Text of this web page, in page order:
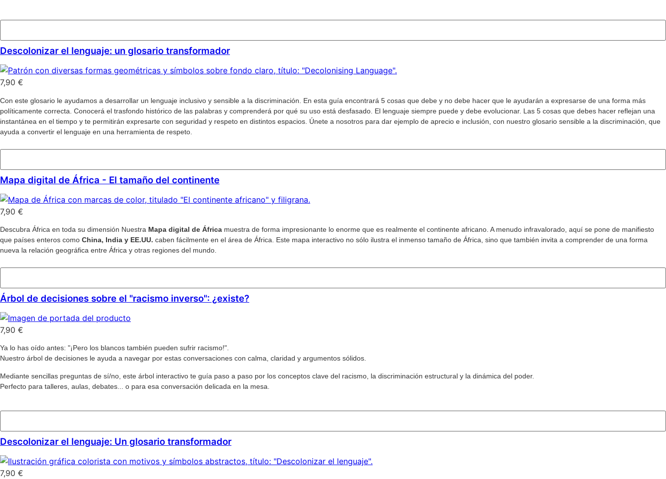
Descolonizar el lenguaje: un glosario transformador
7,90 €
Con este glosario le ayudamos a desarrollar un lenguaje inclusivo y sensible a la discriminación. En esta guía encontrará 5 cosas que debe y no debe hacer que le ayudarán a expresarse de una forma más
políticamente correcta. Conocerá el trasfondo histórico de las palabras y comprenderá por qué su uso está desfasado. El lenguaje siempre puede y debe evolucionar. Las 5 cosas que debes hacer reflejan una
instantánea en el tiempo y te permitirán expresarte con seguridad y respeto en distintos espacios. Únete a nosotros para dar ejemplo de aprecio e inclusión, con nuestro glosario sensible a la discriminación, que
ayuda a convertir el lenguaje en una herramienta de respeto.
Mapa digital de África - El tamaño del continente
7,90 €
Descubra África en toda su dimensión Nuestra Mapa digital de África muestra de forma impresionante lo enorme que es realmente el continente africano. A menudo infravalorado, aquí se pone de manifiesto
que países enteros como China, India y EE.UU. caben fácilmente en el área de África. Este mapa interactivo no sólo ilustra el inmenso tamaño de África, sino que también invita a comprender de una forma
nueva la relación geográfica entre África y otras regiones del mundo.
Árbol de decisiones sobre el "racismo inverso": ¿existe?
7,90 €
Ya lo has oído antes: "¡Pero los blancos también pueden sufrir racismo!".
Nuestro árbol de decisiones le ayuda a navegar por estas conversaciones con calma, claridad y argumentos sólidos.
Mediante sencillas preguntas de sí/no, este árbol interactivo te guía paso a paso por los conceptos clave del racismo, la discriminación estructural y la dinámica del poder.
Perfecto para talleres, aulas, debates... o para esa conversación delicada en la mesa.
Descolonizar el lenguaje: Un glosario transformador
7,90 €